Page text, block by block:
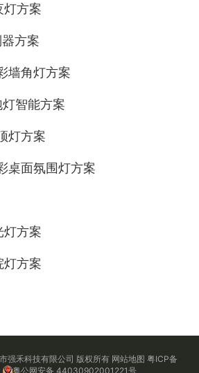
方案
方案
墙角灯方案
智能方案
灯方案
桌面氛围灯方案
方案
方案
强禾科技有限公司 版权所有 网站地图 粤ICP备
粤公网安备 44030902001221号